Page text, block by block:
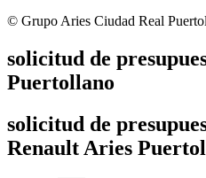
© Grupo Aries Ciudad Real
solicitud de
Puertollano
solicitud de
Renault Aries